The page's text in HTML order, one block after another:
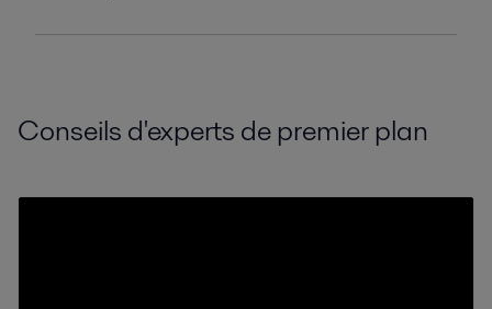
Conseils d'experts de premier plan